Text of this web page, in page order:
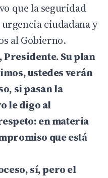
que la seguridad
ciudadana y
al Gobierno.
Presidente. Su plan
ustedes verán
si pasan la
le digo al
en materia
que está
sí, pero el